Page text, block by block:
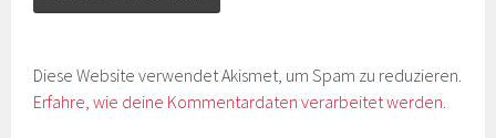
Diese Website verwendet Akismet, um Spam zu reduzieren.
Erfahre, wie deine Kommentardaten verarbeitet werden.